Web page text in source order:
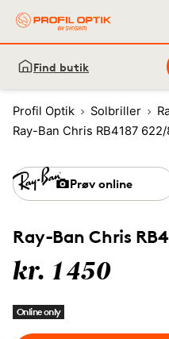
Find butik
Profil Optik Solbriller
Ray-Ban Chris RB4187
Ray-Ban Chris
kr. 1450
Online only
Prøv online